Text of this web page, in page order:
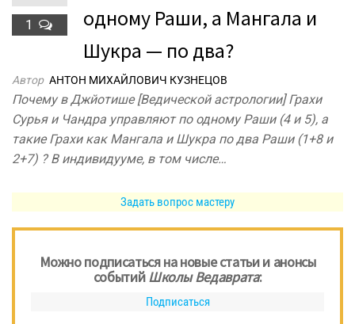
1
одному Раши, а Мангала и
Шукра — по два?
Автор АНТОН МИХАЙЛОВИЧ КУЗНЕЦОВ
Почему в Джйотише [Ведической астрологии] Грахи
Сурья и Чандра управляют по одному Раши (4 и 5), а
такие Грахи как Мангала и Шукра по два Раши (1+8 и
2+7) ? В индивидууме, в том числе…
Задать вопрос мастеру
Можно подписаться на новые статьи и анонсы
событийШколы Ведаврата:
Подписаться